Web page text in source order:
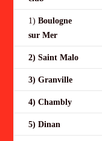
1) Boulogne
sur Mer
2) Saint Malo
3) Granville
4) Chambly
5) Dinan